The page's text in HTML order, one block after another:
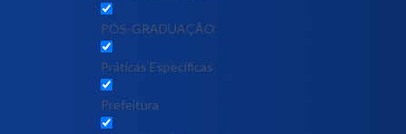
PÓS-GRADUAÇÃO
Práticas Específicas
Prefeitura